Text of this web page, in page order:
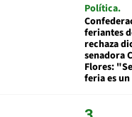
Política
feriantes
rechaza
senadora
Flores:
feria es